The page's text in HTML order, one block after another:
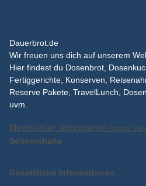
Dauerbrot.de
Wir freuen uns dich auf unserem
Hier findest du Dosenbrot,
Fertiggerichte, Konserven,
Reserve Pakete, TravelLunch,
uvm.
Newsletter abonnieren Rabatte,
Seiteninhalte
Gesetzliche Informationen